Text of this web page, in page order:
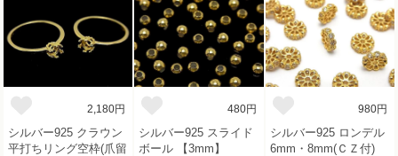
2,180円
シルバー925 クラウン
平打ちリング空枠(爪留
480円
シルバー925 スライド
ボール 【3mm】
980円
シルバー925 ロンデル
6mm・8mm(ＣＺ付)